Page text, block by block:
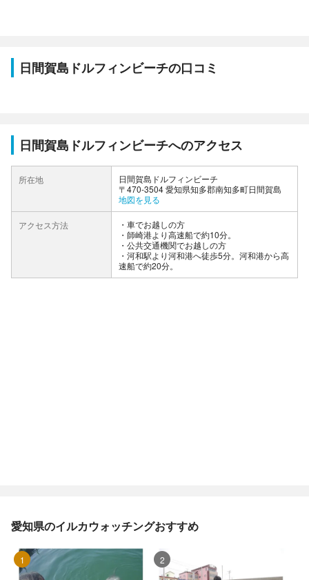
日間賀島ドルフィンビーチの口コミ
日間賀島ドルフィンビーチへのアクセス
所在地
日間賀島ドルフィンビーチ
〒470-3504 愛知県知多郡南知多町日間賀島
地図を見る
アクセス方法
車でお越しの方
・師崎港より高速船で約10分。
公共交通機関でお越しの方
・河和駅より河和港へ徒歩5分。河和港から高
速船で約20分。
愛知県のイルカウォッチングおすすめ
1位